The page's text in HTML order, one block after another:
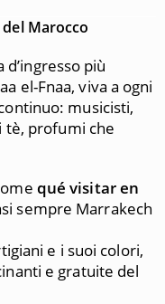
Marocco
d’ingresso più
el-Fnaa, viva a ogni
musicisti,
tè, profumi che
qué visitar en
sempre Marrakech
e i suoi colori,
e gratuite del